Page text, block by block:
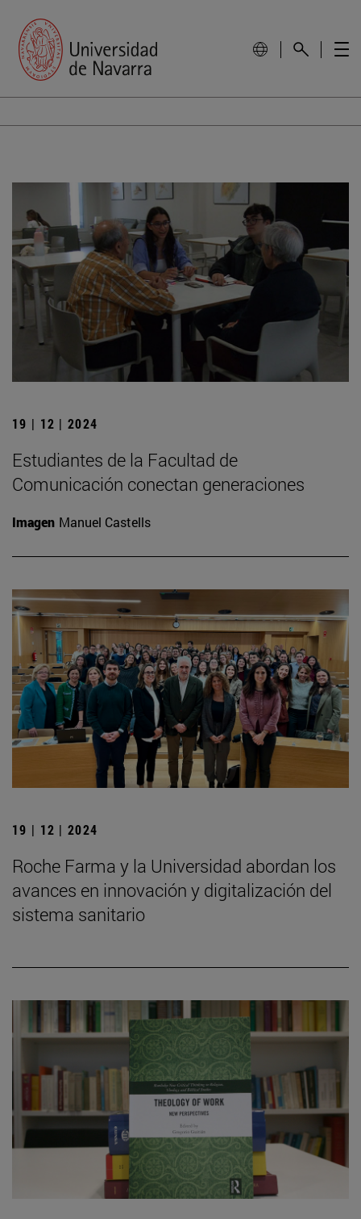
19 | 12 | 2024
Estudiantes de la Facultad de
Comunicación conectan generaciones
Imagen Manuel Castells
19 | 12 | 2024
Roche Farma y la Universidad abordan los
avances en innovación y digitalización del
sistema sanitario